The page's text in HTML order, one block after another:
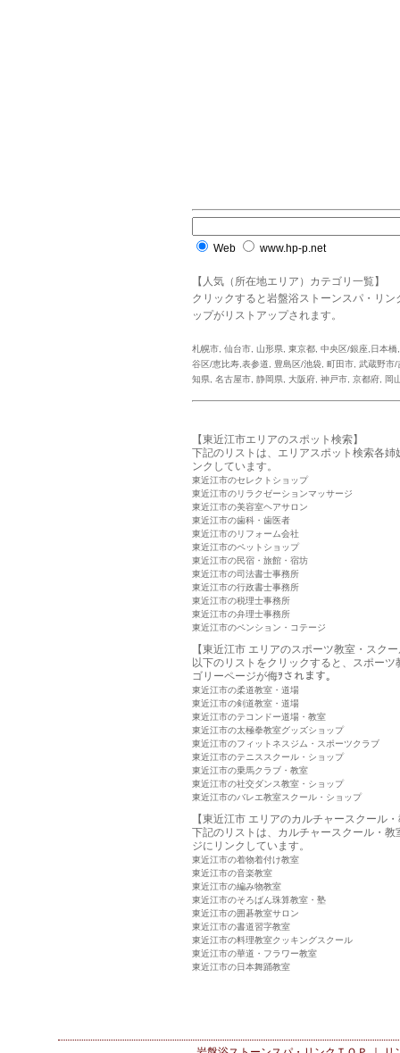
Web www.hp-p.net
【人気（所在地エリア）カテゴリ一覧】
クリックすると岩盤浴ストーンスパ・リ
ップがリストアップされます。
札幌市 仙台市 山形県 東京都 中央区/銀座,日本橋
谷区/恵比寿,表参道
豊島区/池袋 町田市 武蔵野市/
知県 名古屋市 静岡県 大阪府 神戸市 京都府 岡
【東近江市エリアのスポット検索】
下記のリストは、エリアスポット検索各
ンクしています。
東近江市のセレクトショップ
東近江市のリラクゼーションマッサージ
東近江市の美容室ヘアサロン
東近江市の歯科・歯医者
東近江市のリフォーム会社
東近江市のペットショップ
東近江市の民宿・旅館・宿坊
東近江市の司法書士事務所
東近江市の行政書士事務所
東近江市の税理士事務所
東近江市の弁理士事務所
東近江市のペンション・コテージ
【東近江市 エリアのスポーツ教室・スク
以下のリストをクリックすると、スポー
ゴリーページが侮ｦされます。
東近江市の柔道教室・道場
東近江市の剣道教室・道場
東近江市のテコンドー道場・教室
東近江市の太極拳教室グッズショップ
東近江市のフィットネスジム・スポーツクラブ
東近江市のテニススクール・ショップ
東近江市の乗馬クラブ・教室
東近江市の社交ダンス教室・ショップ
東近江市のバレエ教室スクール・ショップ
【東近江市 エリアのカルチャースクール
下記のリストは、カルチャースクール・
ジにリンクしています。
東近江市の着物着付け教室
東近江市の音楽教室
東近江市の編み物教室
東近江市のそろばん珠算教室・塾
東近江市の囲碁教室サロン
東近江市の書道習字教室
東近江市の料理教室クッキングスクール
東近江市の華道・フラワー教室
東近江市の日本舞踊教室